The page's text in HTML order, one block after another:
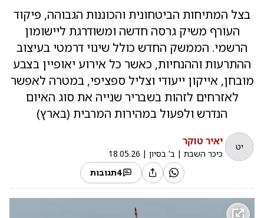
בצל המתיחות הביטחונית והכוננות הגבוהה, פיקוד
העורף משיק גרסה חדשה ומשודרגת ליישומון
הרשמי. הממשק החדש כולל שינוי דרמטי בעיצוב
ההתרעות וההנחיות, כאשר כל אירוע יאופיין בצבע
מובחן, אייקון ייעודי וצליל ספציפי, במטרה לאפשר
לאזרחים לזהות בשבריר שנייה את סוג האיום
הנדרש ולפעול במהירות המרבית (בארץ)
יט יאיר טוקר
כיכר השבת | ב' בסיון |
18.05.26
4תגובות